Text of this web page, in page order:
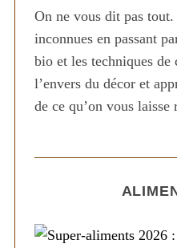
On ne vous dit pas
inconnues en passant
bio et les techniques de
l’envers du décor et
de ce qu’on vous laisse